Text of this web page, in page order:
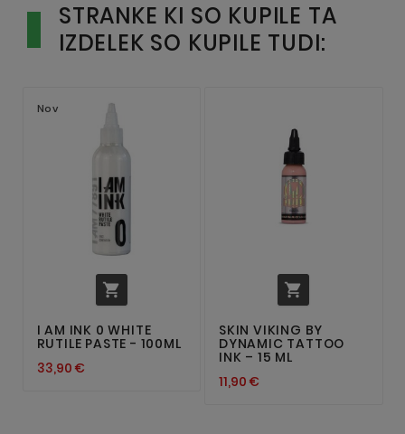
STRANKE KI SO KUPILE TA
IZDELEK SO KUPILE TUDI:
Nov

I AM INK 0 WHITE
RUTILE PASTE - 100ML
33,90 €

SKIN VIKING BY
DYNAMIC TATTOO
INK – 15 ML
11,90 €